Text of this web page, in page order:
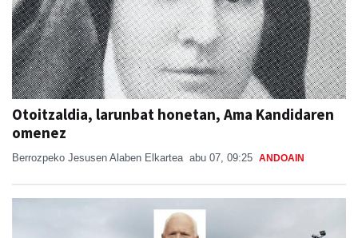
Otoitzaldia, larunbat honetan, Ama Kandidaren
omenez
Berrozpeko Jesusen Alaben Elkartea abu 07, 09:25 ANDOAIN